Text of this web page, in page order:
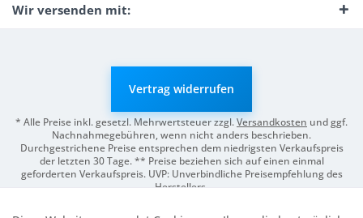
Wir versenden mit:
Vertrag widerrufen
* Alle Preise inkl. gesetzl. Mehrwertsteuer zzgl.Versandkosten und ggf.
Nachnahmegebühren, wenn nicht anders beschrieben.
Durchgestrichene Preise entsprechen dem niedrigsten Verkaufspreis
der letzten 30 Tage. ** Preise beziehen sich auf einen einmal
geforderten Verkaufspreis. UVP: Unverbindliche Preisempfehlung des
Herstellers.